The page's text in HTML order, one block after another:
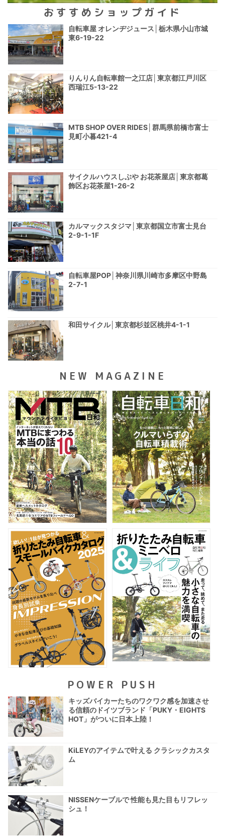
おすすめショップガイド
自転車屋 オレンヂジュース│栃木県小山市城
東6-19-22
りんりん自転車館一之江店│東京都江戸川区
西瑞江5-13-22
MTB SHOP OVER RIDES│群馬県前橋市富士
見町小暮421-4
サイクルハウスしぶや お花茶屋店│東京都葛
飾区お花茶屋1-26-2
カルマックスタジマ│東京都国立市富士見台
2-9-1-1F
自転車屋POP│神奈川県川崎市多摩区中野島
2-7-1
和田サイクル│東京都杉並区桃井4-1-1
NEW MAGAZINE
POWER PUSH
キッズバイカーたちのワクワク感を加速させ
る信頼のドイツブランド「PUKY・EIGHTS
HOT」がついに日本上陸！
KiLEYのアイテムで叶える クラシックカスタ
ム
NISSENケーブルで 性能も見た目もリフレッ
シュ！